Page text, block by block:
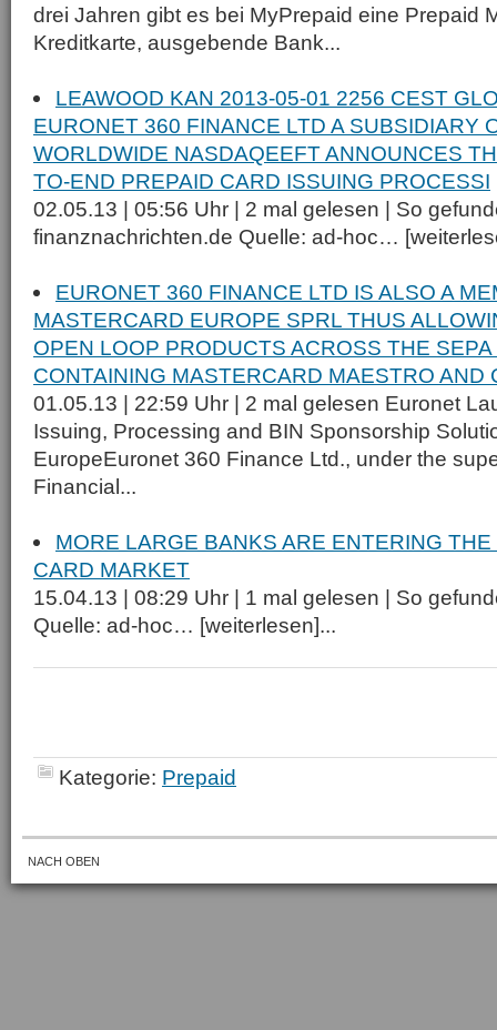
drei Jahren gibt es bei MyPrepaid eine Prepaid
Kreditkarte, ausgebende Bank...
LEAWOOD KAN 2013-05-01 2256 CEST
EURONET 360 FINANCE LTD A SUBSIDIARY
WORLDWIDE NASDAQEEFT ANNOUNCES
TO-END PREPAID CARD ISSUING PROCESSI
02.05.13 | 05:56 Uhr | 2 mal gelesen | So
finanznachrichten.de Quelle: ad-hoc…
EURONET 360 FINANCE LTD IS ALSO A
MASTERCARD EUROPE SPRL THUS
OPEN LOOP PRODUCTS ACROSS THE
CONTAINING MASTERCARD MAESTRO AND
01.05.13 | 22:59 Uhr | 2 mal gelesen Euronet
Issuing, Processing and BIN Sponsorship
EuropeEuronet 360 Finance Ltd., under the
Financial...
MORE LARGE BANKS ARE ENTERING
CARD MARKET
15.04.13 | 08:29 Uhr | 1 mal gelesen | So
Quelle: ad-hoc… [weiterlesen]...
Kategorie: Prepaid
NACH OBEN